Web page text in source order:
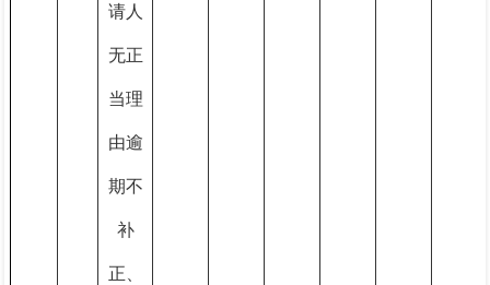
请人
无正
当理
由逾
期不
补
正、